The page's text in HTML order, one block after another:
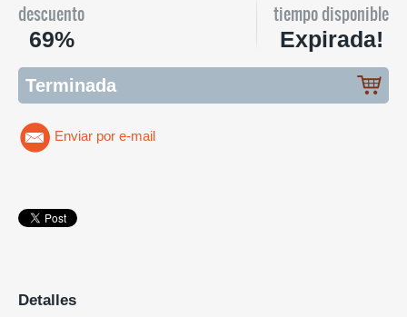
descuento
69%
tiempo disponible
Expirada!
Terminada
Enviar por e-mail
Detalles